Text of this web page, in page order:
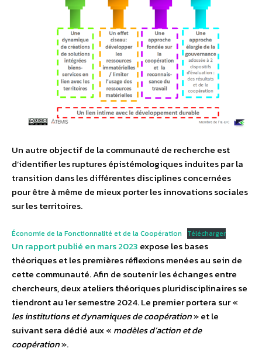
Un autre objectif de la communauté de recherche est
d’identifier les ruptures épistémologiques induites par la
transition dans les différentes disciplines concernées
pour être à même de mieux porter les innovations sociales
sur les territoires.
Économie de la Fonctionnalité et de la Coopération Télécharger
Un rapport publié en mars 2023 expose les bases
théoriques et les premières réflexions menées au sein de
cette communauté. Afin de soutenir les échanges entre
chercheurs, deux ateliers théoriques pluridisciplinaires se
tiendront au 1er semestre 2024. Le premier portera sur «
les institutions et dynamiques de coopération» et le
suivant sera dédié aux « modèles d’action et de
coopération».